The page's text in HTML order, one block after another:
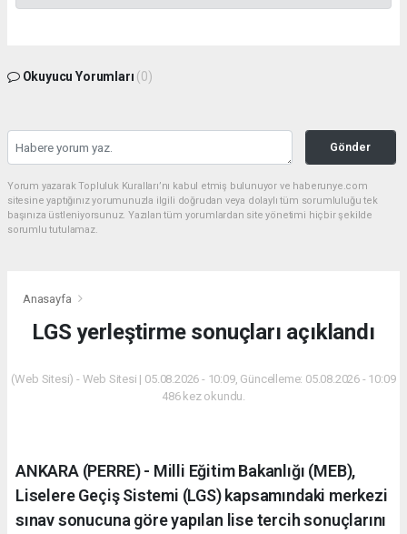
Okuyucu Yorumları (0)
Gönder
Yorum yazarak Topluluk Kuralları’nı kabul etmiş bulunuyor ve haberunye.com
sitesine yaptığınız yorumunuzla ilgili doğrudan veya dolaylı tüm sorumluluğu tek
başınıza üstleniyorsunuz. Yazılan tüm yorumlardan site yönetimi hiçbir şekilde
sorumlu tutulamaz.
Anasayfa
LGS yerleştirme sonuçları açıklandı
(Web Sitesi) - Web Sitesi | 05.08.2026 - 10:09, Güncelleme: 05.08.2026 - 10:09
486 kez okundu.
ANKARA (PERRE) - Milli Eğitim Bakanlığı (MEB),
Liselere Geçiş Sistemi (LGS) kapsamındaki merkezi
sınav sonucuna göre yapılan lise tercih sonuçlarını